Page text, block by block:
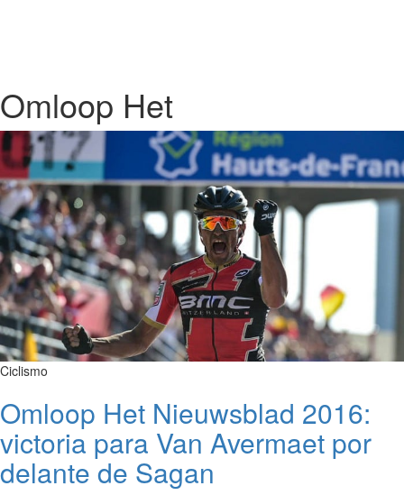
Omloop Het
Ciclismo
Omloop Het Nieuwsblad 2016:
victoria para Van Avermaet por
delante de Sagan